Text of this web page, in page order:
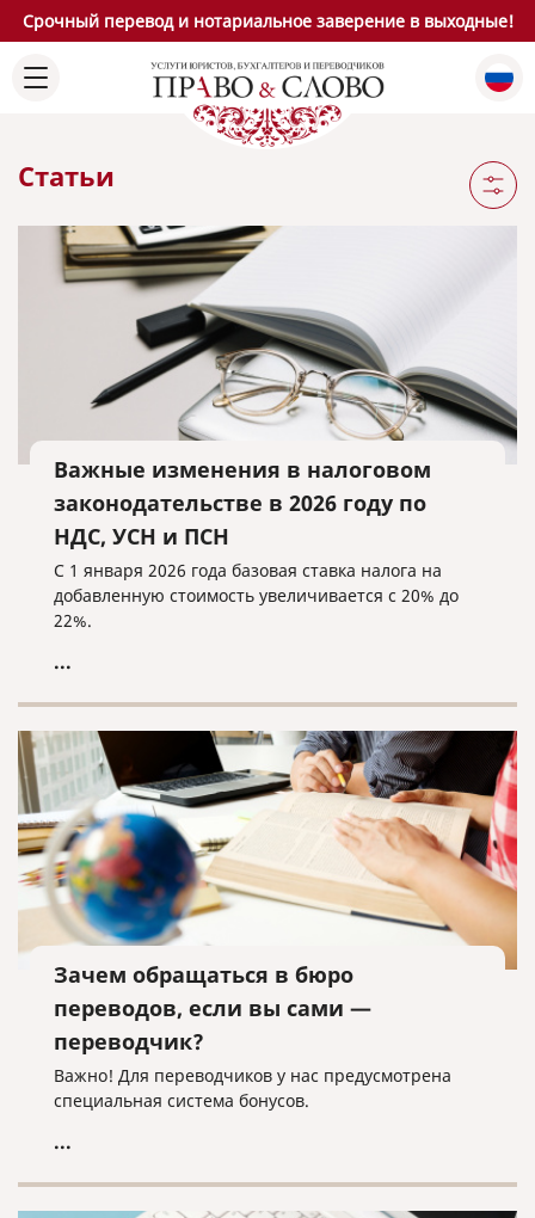
Срочный перевод и нотариальное заверение в выходные!
Статьи
Важные изменения в налоговом
законодательстве в 2026 году по
НДС, УСН и ПСН
С 1 января 2026 года базовая ставка налога на
добавленную стоимость увеличивается с 20% до
22%.
...
Зачем обращаться в бюро
переводов, если вы сами —
переводчик?
Важно! Для переводчиков у нас предусмотрена
специальная система бонусов.
...